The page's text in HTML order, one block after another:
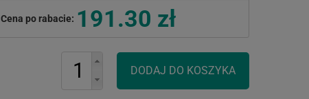
Cena po rabacie: 191.30 zł